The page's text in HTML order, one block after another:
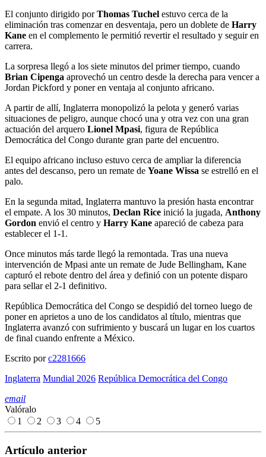
El conjunto dirigido porThomas Tuchel estuvo cerca de la
eliminación tras comenzar en desventaja, pero un doblete de Harry
Kane en el complemento le permitió revertir el resultado y seguir en
carrera.
La sorpresa llegó a los siete minutos del primer tiempo, cuando
Brian Cipenga aprovechó un centro desde la derecha para vencer a
Jordan Pickford y poner en ventaja al conjunto africano.
A partir de allí, Inglaterra monopolizó la pelota y generó varias
situaciones de peligro, aunque chocó una y otra vez con una gran
actuación del arquero Lionel Mpasi, figura de República
Democrática del Congo durante gran parte del encuentro.
El equipo africano incluso estuvo cerca de ampliar la diferencia
antes del descanso, pero un remate de Yoane Wissa se estrelló en el
palo.
En la segunda mitad, Inglaterra mantuvo la presión hasta encontrar
el empate. A los 30 minutos, Declan Rice inició la jugada, Anthony
Gordon envió el centro y Harry Kane apareció de cabeza para
establecer el 1-1.
Once minutos más tarde llegó la remontada. Tras una nueva
intervención de Mpasi ante un remate de Jude Bellingham, Kane
capturó el rebote dentro del área y definió con un potente disparo
para sellar el 2-1 definitivo.
República Democrática del Congo se despidió del torneo luego de
poner en aprietos a uno de los candidatos al título, mientras que
Inglaterra avanzó con sufrimiento y buscará un lugar en los cuartos
de final cuando enfrente a México.
Escrito porc2281666
Inglaterra Mundial 2026 República Democrática del Congo
email
Valóralo
1
2 3 4 5
Artículo anterior